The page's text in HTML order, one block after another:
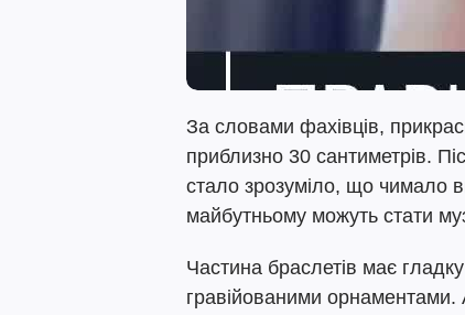
За словами фахівців,
приблизно 30 сантиметрів.
стало зрозуміло, що чимало
майбутньому можуть стати
Частина браслетів має
гравійованими орнаментами.